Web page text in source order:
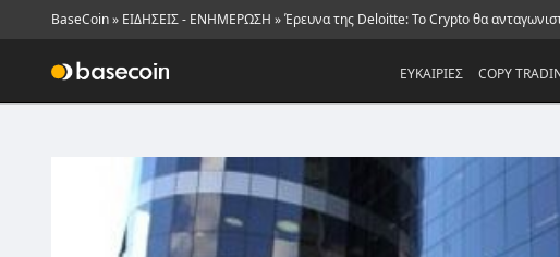
BaseCoin» ΕΙΔΗΣΕΙΣ - ΕΝΗΜΕΡΩΣΗ »Έρευνα της Deloitte: Το Crypto θα
ΕΥΚΑΙΡΙΕΣ COPY